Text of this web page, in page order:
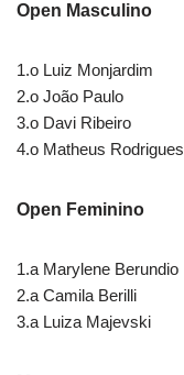
Open Masculino
1.o Luiz Monjardim
2.o João Paulo
3.o Davi Ribeiro
4.o Matheus Rodrigues
Open Feminino
1.a Marylene Berundio
2.a Camila Berilli
3.a Luiza Majevski